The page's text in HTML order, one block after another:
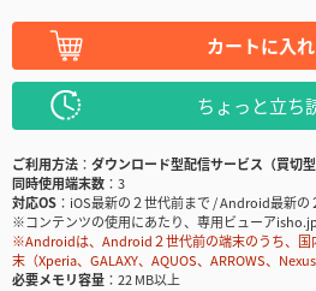
カートに入
ちょっと立ち
ご利用方法
ダウンロード型配信サービス（買切型
同時使用端末数
3
対応OS
iOS最新の２世代前まで / Android最新の
※コンテンツの使用にあたり、専用ビューア
※Androidは、Android２世代前の端末のうち、国
末（Xperia、GALAXY、AQUOS、ARROWS、
必要メモリ容量
22 MB以上